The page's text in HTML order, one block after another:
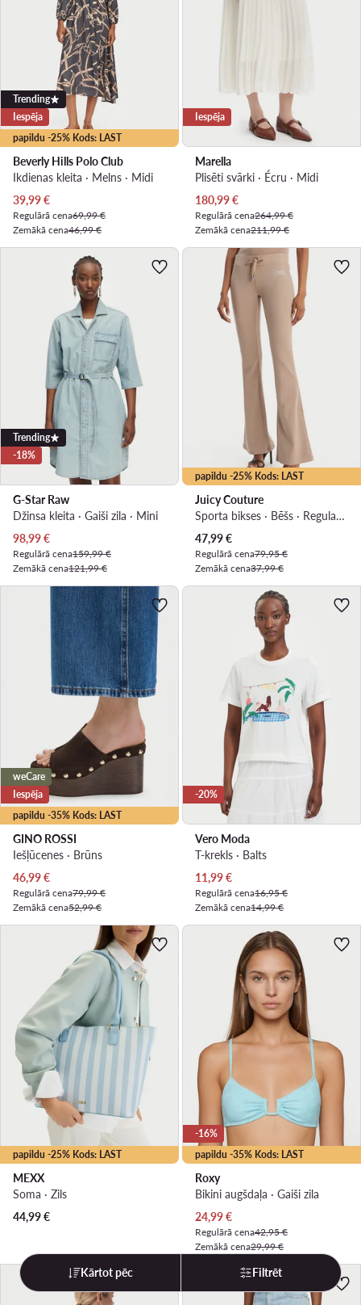
papildu -25% Kods: LAST
Trending
Iespēja
Beverly Hills Polo Club
Ikdienas kleita · Melns · Midi
Pašreizējā cena
39,99€
Regulārā cena69,99 €
Zemākā cena46,99 €
Iespēja
Marella
Plisēti svārki · Écru · Midi
Pašreizējā cena
180,99€
Regulārā cena264,99 €
Zemākā cena211,99 €
Trending
-18%
G-Star Raw
Džinsa kleita · Gaiši zila · Mini
Pašreizējā cena
98,99€
Regulārā cena159,99 €
Zemākā cena121,99 €
papildu -25% Kods: LAST
Juicy Couture
Sporta bikses · Bēšs · Regular Fit
Pašreizējā cena
47,99€
Regulārā cena79,95 €
Zemākā cena37,99 €
papildu -35% Kods: LAST
weCare
Iespēja
GINO ROSSI
Iešļūcenes · Brūns
Pašreizējā cena
46,99€
Regulārā cena79,99 €
Zemākā cena52,99 €
-20%
Vero Moda
T-krekls · Balts
Pašreizējā cena
11,99€
Regulārā cena16,95 €
Zemākā cena14,99 €
papildu -25% Kods: LAST
MEXX
Soma · Zils
44,99€
papildu -35% Kods: LAST
-16%
Roxy
Bikini augšdaļa · Gaiši zila
Pašreizējā cena
24,99€
Regulārā cena42,95 €
Zemākā cena29,99 €
Kārtot pēc Filtrēt